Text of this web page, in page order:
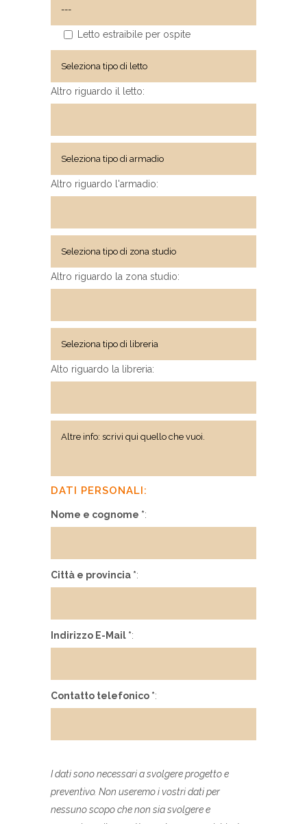
Letto estraibile per ospite
Altro riguardo il letto:
Altro riguardo l'armadio:
Altro riguardo la zona studio:
Alto riguardo la libreria:
DATI PERSONALI:
Nome e cognome *:
Città e provincia *:
Indirizzo E-Mail *:
Contatto telefonico *:
I dati sono necessari a svolgere progetto e
preventivo. Non useremo i vostri dati per
nessuno scopo che non sia svolgere e